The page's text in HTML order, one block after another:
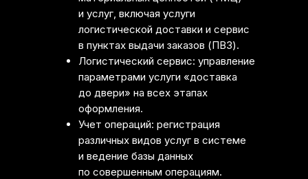
и услуг, включая услуги
логистической доставки и сервис
в пунктах выдачи заказов (ПВЗ).
Логистический сервис: управление
параметрами услуги «доставка
до двери» на всех этапах
оформления.
Учет операций: регистрация
различных видов услуг в системе
и ведение базы данных
по совершенным операциям.